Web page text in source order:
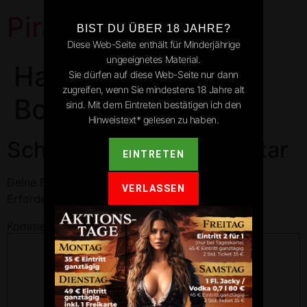
Pirates Park
Hagnau am
Bodensee
Schreibe einen Kommentar
Deine E-Mail-Adresse wird nicht veröffentlicht.
Kommentar*
BIST DU ÜBER 18 JAHRE?
Diese Web-Seite enthält für Minderjährige
ungeeignetes Material.
Sie dürfen auf diese Web-Seite nur dann
zugreifen, wenn Sie mindestens 18 Jahre alt
sind. Mit dem Eintreten bestätigen ich den
Hinweistext* gelesen zu haben.
EINTRETEN
VERLASSEN